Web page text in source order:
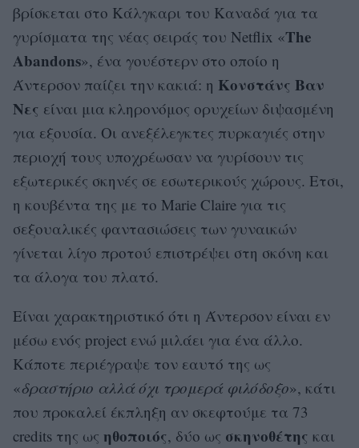
βρίσκεται στο Κάλγκαρι του Καναδά για τα
γυρίσματα της νέας σειράς του Netflix «The
Abandons», ένα γουέστερν στο οποίο η
Άντερσον παίζει την κακιά: η Κονστάνς Βαν
Νες είναι μια κληρονόμος ορυχείων διψασμένη
για εξουσία. Οι ανεξέλεγκτες πυρκαγιές στην
περιοχή τους υποχρέωσαν να γυρίσουν τις
εξωτερικές σκηνές σε εσωτερικούς χώρους. Ετσι,
η κουβέντα της με το Marie Claire για τις
σεξουαλικές φαντασιώσεις των γυναικών
γίνεται λίγο προτού επιστρέψει στη σκόνη και
τα άλογα του πλατό.
Είναι χαρακτηριστικό ότι η Άντερσον είναι εν
μέσω ενός project ενώ μιλάει για ένα άλλο.
Κάποτε περιέγραψε τον εαυτό της ως
«δραστήριο αλλά όχι τρομερά φιλόδοξο», κάτι
που προκαλεί έκπληξη αν σκεφτούμε τα 73
credits της ως ηθοποιός, δύο ως σκηνοθέτης και